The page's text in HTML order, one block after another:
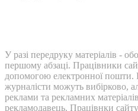
У разі передруку матеріалів -
першому абзаці. Працівники
допомогою електронної пошти.
журналісти можуть вибірково,
реклами та рекламних
рекламодавець. Працівнки